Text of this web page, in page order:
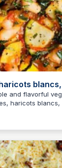
and flavorful
haricots blancs,